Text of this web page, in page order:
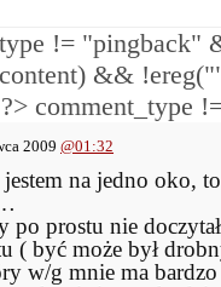
!= "pingback"
&& !ereg("
2009 @01:32
na jedno oko, to
po prostu nie
( być może był
w/g mnie ma
comment_type